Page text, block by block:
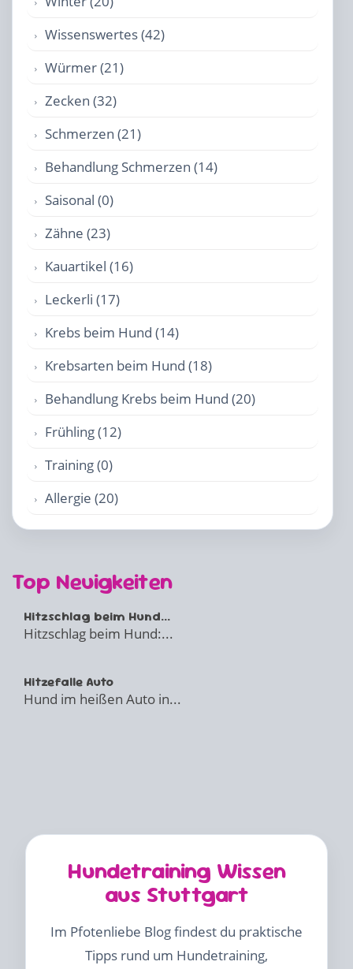
Wissenswertes (42)
Würmer (21)
Zecken (32)
Schmerzen (21)
Behandlung Schmerzen (14)
Saisonal (0)
Zähne (23)
Kauartikel (16)
Leckerli (17)
Krebs beim Hund (14)
Krebsarten beim Hund (18)
Behandlung Krebs beim Hund (20)
Frühling (12)
Training (0)
Allergie (20)
Top Neuigkeiten
Hitzschlag beim Hund...
Hitzschlag beim Hund:...
Hitzefalle Auto
Hund im heißen Auto in...
Hundetraining Wissen
aus Stuttgart
Im Pfotenliebe Blog findest du praktische
Tipps rund um Hundetraining,